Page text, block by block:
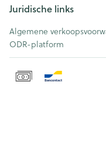
Juridische links
Algemene
ODR-platform